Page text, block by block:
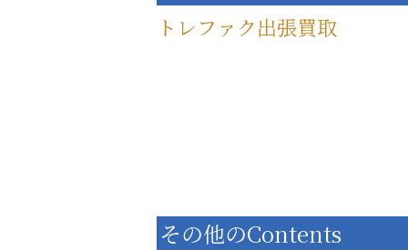
トレファク出張買取
その他のContents